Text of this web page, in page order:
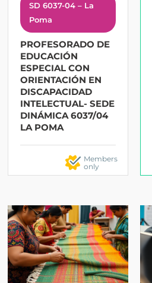
SD 6037-04 – La
Poma
PROFESORADO DE
EDUCACIÓN
ESPECIAL CON
ORIENTACIÓN EN
DISCAPACIDAD
INTELECTUAL- SEDE
DINÁMICA 6037/04
LA POMA
Members
only